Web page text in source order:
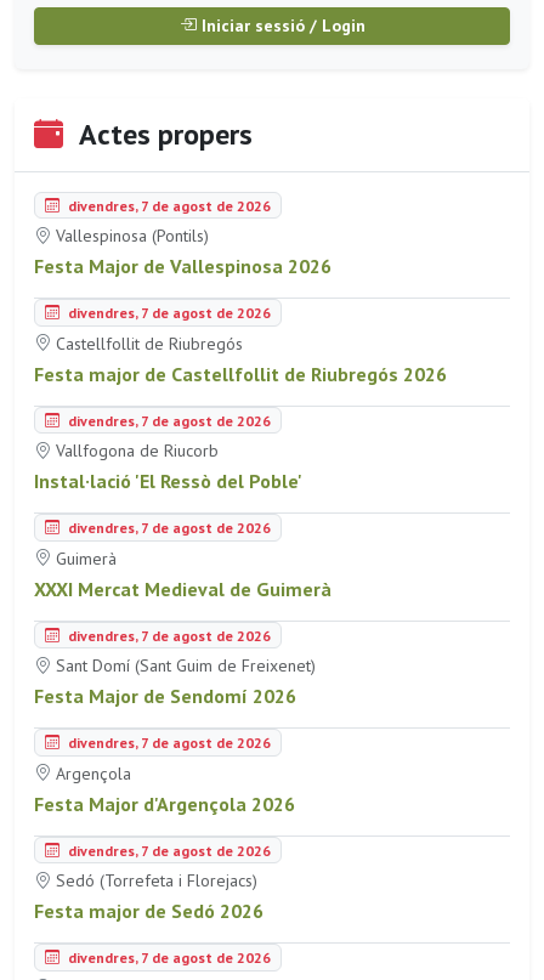
Iniciar sessió / Login
Actes propers
divendres, 7 de agost de 2026
Vallespinosa (Pontils)
Festa Major de Vallespinosa 2026
divendres, 7 de agost de 2026
Castellfollit de Riubregós
Festa major de Castellfollit de Riubregós 2026
divendres, 7 de agost de 2026
Vallfogona de Riucorb
Instal·lació 'El Ressò del Poble'
divendres, 7 de agost de 2026
Guimerà
XXXI Mercat Medieval de Guimerà
divendres, 7 de agost de 2026
Sant Domí (Sant Guim de Freixenet)
Festa Major de Sendomí 2026
divendres, 7 de agost de 2026
Argençola
Festa Major d'Argençola 2026
divendres, 7 de agost de 2026
Sedó (Torrefeta i Florejacs)
Festa major de Sedó 2026
divendres, 7 de agost de 2026